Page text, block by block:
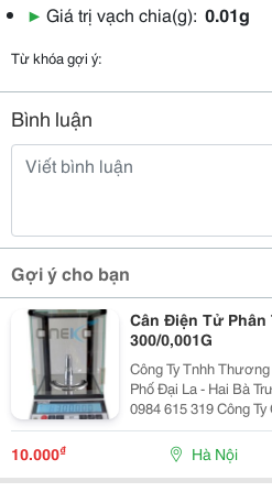
▶ Giá trị vạch chia(g): 0.01g
Từ khóa gợi ý:
Bình luận
Gợi ý cho bạn
Cân Điện Tử Phân
300/0,001G
Công Ty Tnhh Thương
Phố Đại La - Hai Bà Trưng Hà Nội
0984 615 319 Công Ty Chúng Tôi Chuyên Nhập Khẩu Và
Phân Phối Các Loại
Hãng Cân Phân Tích
10.000₫ Hà Nội